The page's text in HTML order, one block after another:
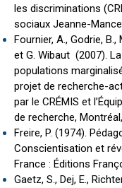
les discriminations
sociaux Jeanne-
Fournier, A., Godrie, B.,
et G. Wibaut (2007).
populations
projet de recherche-
par le CRÉMIS et
de recherche,
Freire, P. (1974).
Conscientisation et
France : Éditions
Gaetz, S., Dej, E.,